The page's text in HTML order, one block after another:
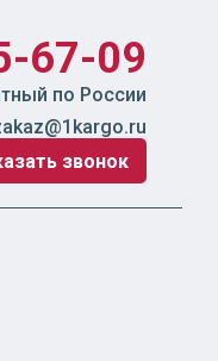
67-09
по России
звонок